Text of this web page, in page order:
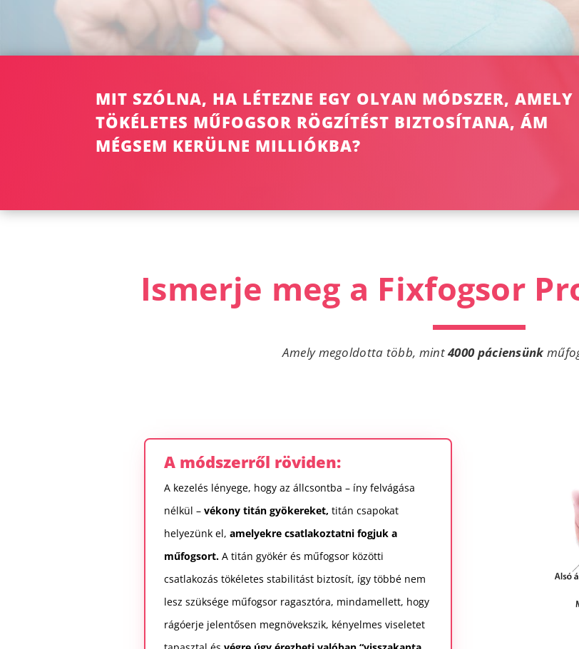
MIT SZÓLNA, HA LÉTEZNE EGY OLYAN MÓDSZER, AMELY
TÖKÉLETES MŰFOGSOR RÖGZÍTÉST BIZTOSÍTANA, ÁM
MÉGSEM KERÜLNE MILLIÓKBA?
Ismerje meg a Fixfogsor
Amely megoldotta több, mint4000 páciensünk
A módszerről röviden:
A kezelés lényege, hogy az állcsontba – íny felvágása
nélkül –vékony titán gyökereket, titán csapokat
helyezünk el,amelyekre csatlakoztatni fogjuk a
műfogsort. A titán gyökér és műfogsor közötti
csatlakozás tökéletes stabilitást biztosít, így többé nem
lesz szüksége műfogsor ragasztóra, mindamellett, hogy
rágóerje jelentősen megnövekszik, kényelmes viseletet